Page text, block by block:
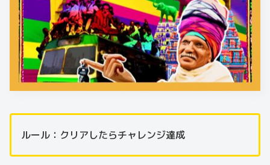
ルール：クリアしたらチャレンジ達成